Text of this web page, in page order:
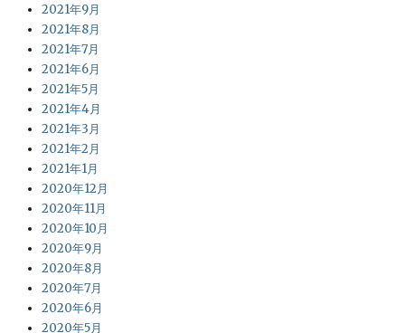
2021年9月
2021年8月
2021年7月
2021年6月
2021年5月
2021年4月
2021年3月
2021年2月
2021年1月
2020年12月
2020年11月
2020年10月
2020年9月
2020年8月
2020年7月
2020年6月
2020年5月